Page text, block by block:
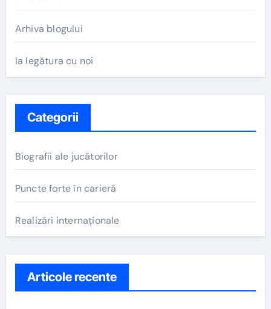
Arhiva blogului
Ia legătura cu noi
Categorii
Biografii ale jucătorilor
Puncte forte în carieră
Realizări internaționale
Articole recente